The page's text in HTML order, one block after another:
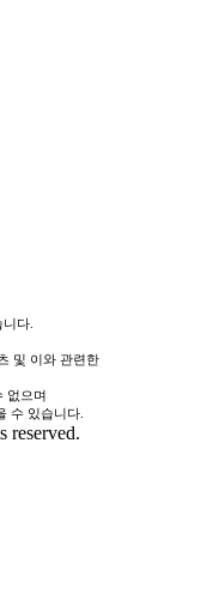
다.
및 이와 관련한
없으며
수 있습니다.
reserved.